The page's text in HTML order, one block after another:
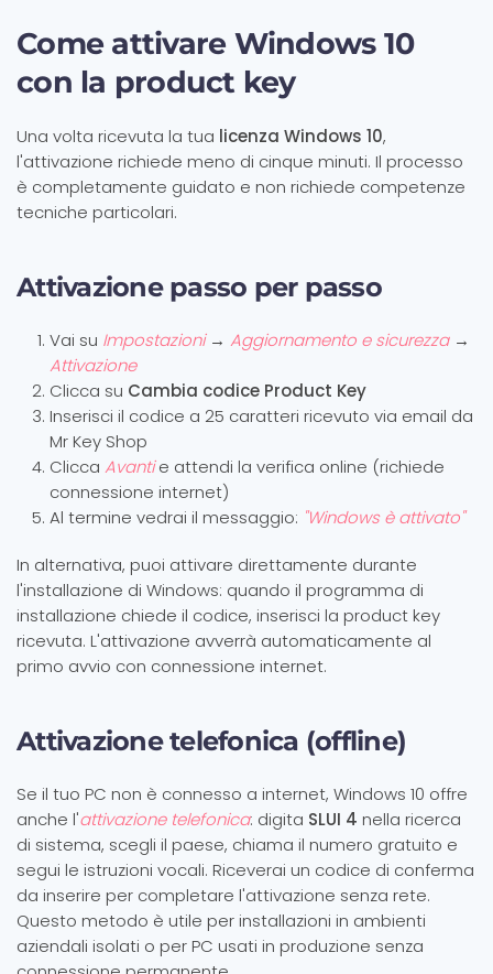
Come attivare Windows 10
con la product key
Una volta ricevuta la tua licenza Windows 10,
l'attivazione richiede meno di cinque minuti. Il processo
è completamente guidato e non richiede competenze
tecniche particolari.
Attivazione passo per passo
Vai su Impostazioni→ Aggiornamento e sicurezza→
Attivazione
Clicca su Cambia codice Product Key
Inserisci il codice a 25 caratteri ricevuto via email da
Mr Key Shop
Clicca Avantie attendi la verifica online (richiede
connessione internet)
Al termine vedrai il messaggio: "Windows è attivato"
In alternativa, puoi attivare direttamente durante
l'installazione di Windows: quando il programma di
installazione chiede il codice, inserisci la product key
ricevuta. L'attivazione avverrà automaticamente al
primo avvio con connessione internet.
Attivazione telefonica (offline)
Se il tuo PC non è connesso a internet, Windows 10 offre
anche l'attivazione telefonica: digita SLUI 4 nella ricerca
di sistema, scegli il paese, chiama il numero gratuito e
segui le istruzioni vocali. Riceverai un codice di conferma
da inserire per completare l'attivazione senza rete.
Questo metodo è utile per installazioni in ambienti
aziendali isolati o per PC usati in produzione senza